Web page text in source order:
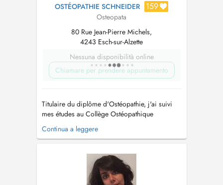
OSTÉOPATHIE SCHNEIDER 159
Osteopata
80 Rue Jean-Pierre Michels,
4243 Esch-sur-Alzette
Nessuna disponibilità online
Chiamare per prendere appuntamento
Titulaire du diplôme d'Ostéopathie, j'ai suivi
mes études au Collège Ostéopathique
Européen (Holistéa) de Cergy-Pontoise. Je vous
propose au sein de mon cabinet en plus des
une prise en charge en ostéopathie tissulaire.
L'ostéopathie tissulaire se d...
Continua a leggere